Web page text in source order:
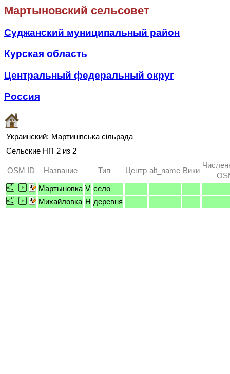
Мартыновский сельсовет
Суджанский муниципальный район
Курская область
Центральный федеральный округ
Россия
Украинский: Мартинівська сільрада
Сельские НП 2 из 2
OSM ID Название Тип Центр alt_name Вики
Мартыновка V село
Михайловка H деревня